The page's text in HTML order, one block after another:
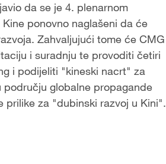
da se je 4. plenarnom
ponovno naglašeni da će
Zahvaljujući tome će CMG
i suradnju te provoditi četiri
i podijeliti "kineski nacrt" za
globalne propagande
prilike za "dubinski razvoj u Kini".